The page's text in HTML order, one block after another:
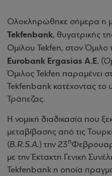
Ολοκληρώθηκε σήμερα η
Tekfenbank, θυγατρικής
Oμίλου Tekfen, στον Όμιλο
Eurobank Ergasias Α.Ε. (
Όμιλος Tekfen παραμένει
Tekfenbank κατέχοντας το
Τράπεζας.
Η νομική διαδικασία που
μεταβίβασης από τις
(B.R.S.A.) την 23η
με την Έκτακτη Γενική
Tekfenbank η οποία